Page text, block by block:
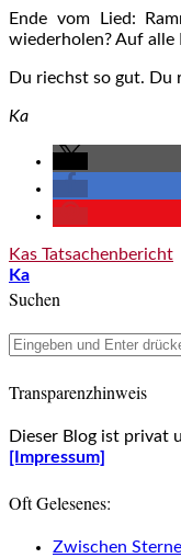
Ende vom Lied:
wiederholen? Auf alle
Du riechst so gut.
Ka
Kas Tatsachenbericht
Ka
Suchen
Transparenzhinweis
Dieser Blog ist privat
[Impressum]
Oft Gelesenes:
Zwischen